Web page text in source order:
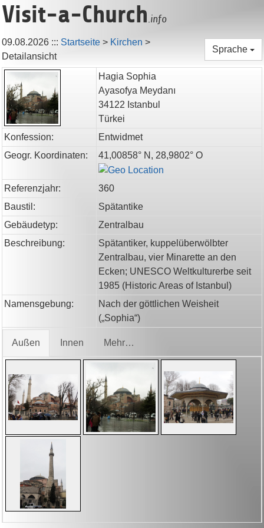
Visit-a-Church.info
09.08.2026 ::: Startseite > Kirchen >
Detailansicht
Sprache
Hagia Sophia
Ayasofya Meydanı
34122 Istanbul
Türkei
Konfession:
Entwidmet
Geogr. Koordinaten:
41,00858° N, 28,9802° O
Referenzjahr:
360
Baustil:
Spätantike
Gebäudetyp:
Zentralbau
Beschreibung:
Spätantiker, kuppelüberwölbter
Zentralbau, vier Minarette an den
Ecken; UNESCO Weltkulturerbe seit
1985 (Historic Areas of Istanbul)
Namensgebung:
Nach der göttlichen Weisheit
(„Sophia“)
Außen Innen Mehr…